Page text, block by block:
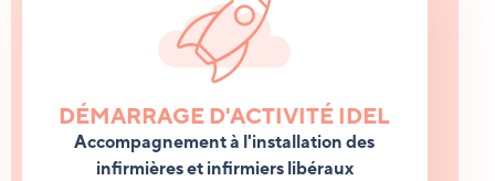
DÉMARRAGE D'ACTIVITÉ IDEL
Accompagnement à l'installation des
infirmières et infirmiers libéraux